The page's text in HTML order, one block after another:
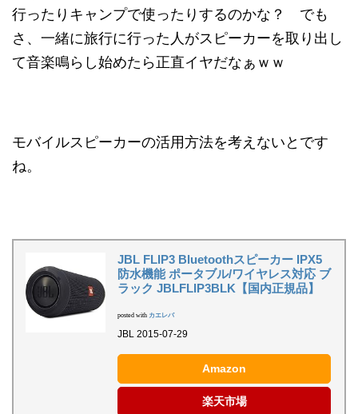
行ったりキャンプで使ったりするのかな？ でも
さ、一緒に旅行に行った人がスピーカーを取り出し
て音楽鳴らし始めたら正直イヤだなぁｗｗ
モバイルスピーカーの活用方法を考えないとです
ね。
JBL FLIP3 Bluetoothスピーカー IPX5
防水機能 ポータブル/ワイヤレス対応 ブ
ラック JBLFLIP3BLK【国内正規品】
posted with カエレバ
JBL 2015-07-29
Amazon
楽天市場